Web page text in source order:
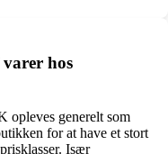
hos
opleves generelt som
for at have et stort
Især